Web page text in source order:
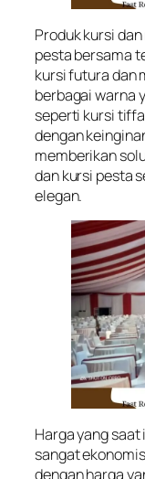
Produk kursi
pesta bersama
kursi futura dan
berbagai warna
seperti kursi
dengan
memberikan
dan kursi pesta
elegan.
Harga yang
sangat
dengan harga